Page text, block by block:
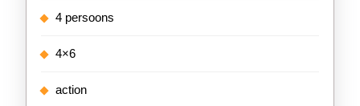
4 persoons
4×6
action